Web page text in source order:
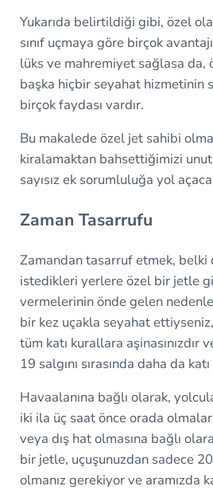
Yukarıda belirtildiği gibi, özel
sınıf uçmaya göre birçok
lüks ve mahremiyet sağlasa da,
başka hiçbir seyahat hizmetinin
birçok faydası vardır.
Bu makalede özel jet sahibi
kiralamaktan bahsettiğimizi
sayısız ek sorumluluğa yol
Zaman Tasarrufu
Zamandan tasarruf etmek, belki
istedikleri yerlere özel bir jetle
vermelerinin önde gelen
bir kez uçakla seyahat
tüm katı kurallara aşinasınızdır
19 salgını sırasında daha da
Havaalanına bağlı olarak,
iki ila üç saat önce orada
veya dış hat olmasına bağlı
bir jetle, uçuşunuzdan sadece
olmanız gerekiyor ve aramızda